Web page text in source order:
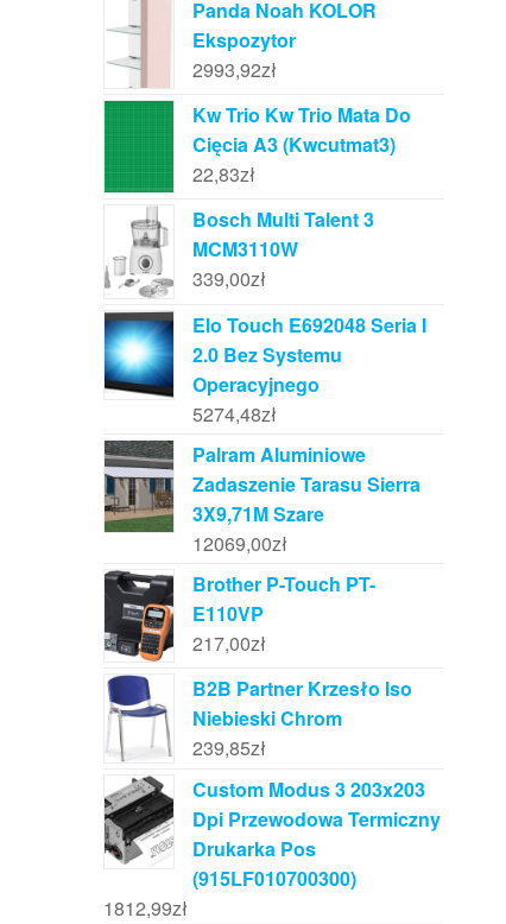
Panda Noah KOLOR
Ekspozytor
2993,92zł
Kw Trio Kw Trio Mata Do
Cięcia A3 (Kwcutmat3)
22,83zł
Bosch Multi Talent 3
MCM3110W
339,00zł
Elo Touch E692048 Seria I
2.0 Bez Systemu
Operacyjnego
5274,48zł
Palram Aluminiowe
Zadaszenie Tarasu Sierra
3X9,71M Szare
12069,00zł
Brother P-Touch PT-
E110VP
217,00zł
B2B Partner Krzesło Iso
Niebieski Chrom
239,85zł
Custom Modus 3 203x203
Dpi Przewodowa Termiczny
Drukarka Pos
(915LF010700300)
1812,99zł